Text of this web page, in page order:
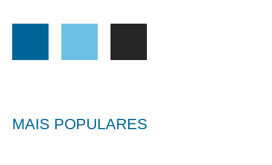
MAIS POPULARES